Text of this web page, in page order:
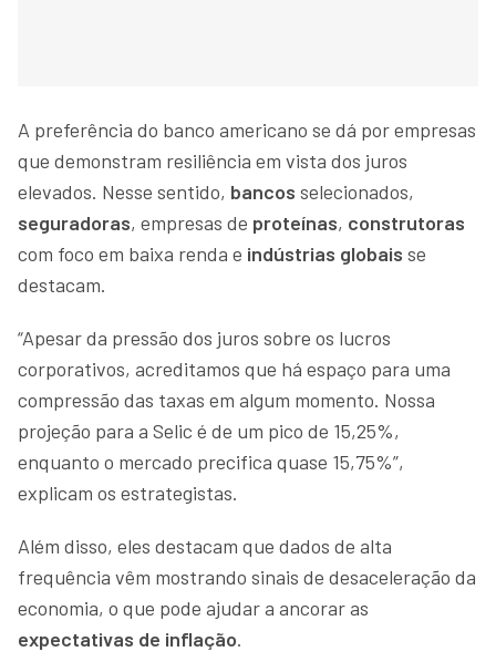
A preferência do banco americano se dá por empresas
que demonstram resiliência em vista dos juros
elevados. Nesse sentido, bancos selecionados,
seguradoras, empresas de proteínas, construtoras
com foco em baixa renda e indústrias globais se
destacam.
“Apesar da pressão dos juros sobre os lucros
corporativos, acreditamos que há espaço para uma
compressão das taxas em algum momento. Nossa
projeção para a Selic é de um pico de 15,25%,
enquanto o mercado precifica quase 15,75%”,
explicam os estrategistas.
Além disso, eles destacam que dados de alta
frequência vêm mostrando sinais de desaceleração da
economia, o que pode ajudar a ancorar as
expectativas de inflação.